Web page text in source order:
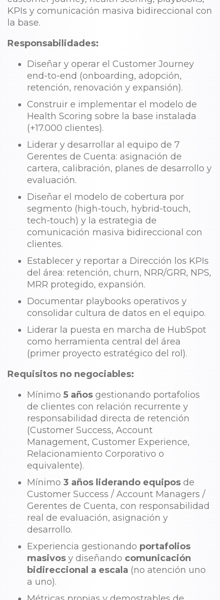
KPIs y comunicación masiva bidireccional con
la base.
Responsabilidades:
Diseñar y operar el Customer Journey
end-to-end (onboarding, adopción,
retención, renovación y expansión).
Construir e implementar el modelo de
Health Scoring sobre la base instalada
(+17.000 clientes).
Liderar y desarrollar al equipo de 7
Gerentes de Cuenta: asignación de
cartera, calibración, planes de desarrollo y
evaluación.
Diseñar el modelo de cobertura por
segmento (high-touch, hybrid-touch,
tech-touch) y la estrategia de
comunicación masiva bidireccional con
clientes.
Establecer y reportar a Dirección los KPIs
del área: retención, churn, NRR/GRR, NPS,
MRR protegido, expansión.
Documentar playbooks operativos y
consolidar cultura de datos en el equipo.
Liderar la puesta en marcha de HubSpot
como herramienta central del área
(primer proyecto estratégico del rol).
Requisitos no negociables:
Mínimo 5 años gestionando portafolios
de clientes con relación recurrente y
responsabilidad directa de retención
(Customer Success, Account
Management, Customer Experience,
Relacionamiento Corporativo o
equivalente).
Mínimo 3 años liderando equipos de
Customer Success / Account Managers /
Gerentes de Cuenta, con responsabilidad
real de evaluación, asignación y
desarrollo.
Experiencia gestionando portafolios
masivos y diseñando comunicación
bidireccional a escala (no atención uno
a uno).